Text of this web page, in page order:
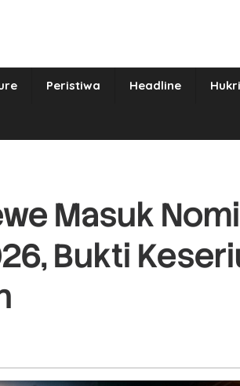
Peristiwa Headline
Masuk
Bukti